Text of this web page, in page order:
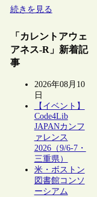
続きを見る
「カレントアウェ
アネス-R」新着記
事
2026年08月10
日
【イベント】
Code4Lib
JAPANカンフ
ァレンス
2026（9/6-7・
三重県）
米・ボストン
図書館コンソ
ーシアム